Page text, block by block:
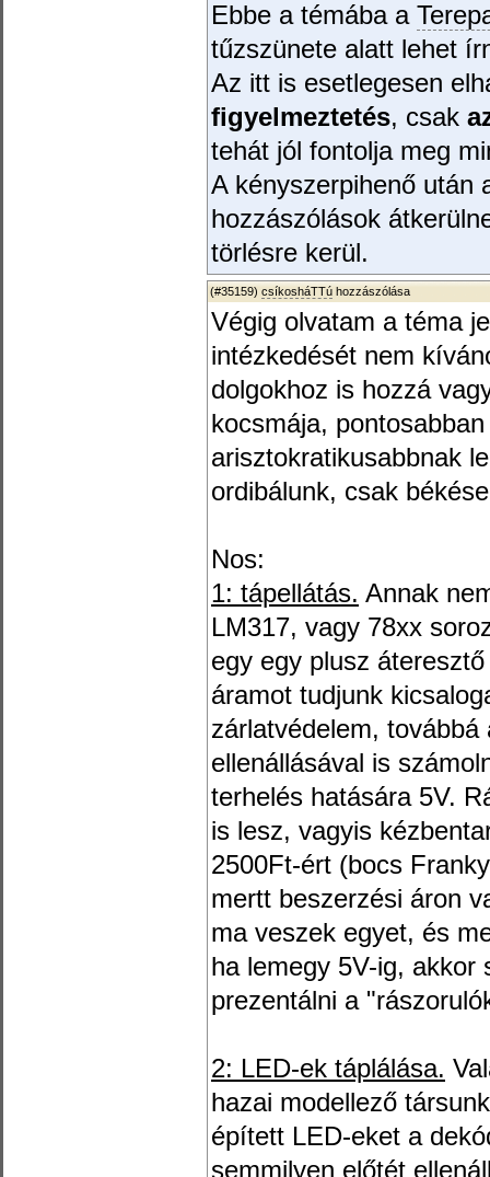
Ebbe a témába a
tűzszünete alatt lehet
Az itt is esetlegesen
figyelmeztetés, csak
tehát jól fontolja meg
A kényszerpihenő után
hozzászólások
törlésre kerül.
(#35159) csíkosháTTú hozzászólása
Végig olvatam a téma
intézkedését nem
dolgokhoz is hozzá
kocsmája,
arisztokratikusabbnak
ordibálunk, csak
Nos:
1: tápellátás. Annak
LM317, vagy 78xx
egy egy plusz
áramot tudjunk
zárlatvédelem,
ellenállásával is
terhelés hatására 5V.
is lesz, vagyis
2500Ft-ért (bocs
mertt beszerzési áron
ma veszek egyet, és
ha lemegy 5V-ig, akkor
prezentálni a
2: LED-ek táplálása.
hazai modellező
épített LED-eket a
semmilyen előtét